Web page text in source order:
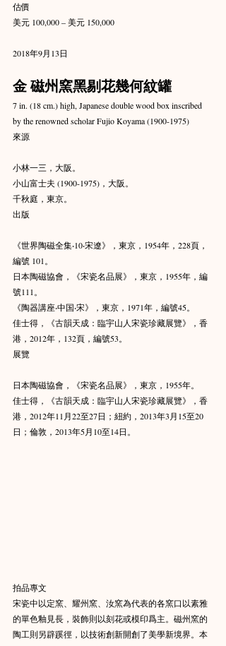
估價
美元 100,000 – 美元 150,000
2018年9月13日
金 磁州窯黑剔花幾何紋罐
7 in. (18 cm.) high, Japanese double wood box inscribed
by the renowned scholar Fujio Koyama (1900-1975)
來源
小林一三，大阪。
小山富士夫 (1900-1975)，大阪。
千秋庭，東京。
出版
《世界陶磁全集‧10‧宋遼》，東京，1954年，228頁，
編號 101。
日本陶磁協會，《宋瓷名品展》，東京，1955年，編
號111。
《陶器講座‧中国‧宋》，東京，1971年，編號45。
佳士得，《古韻天成：臨宇山人宋瓷珍藏展覽》，香
港，2012年，132頁，編號53。
展覽
日本陶磁協會，《宋瓷名品展》，東京，1955年。
佳士得，《古韻天成：臨宇山人宋瓷珍藏展覽》，香
港，2012年11月22至27日；紐約，2013年3月15至20
日；倫敦，2013年5月10至14日。
拍品專文
宋瓷中以定窯、耀州窯、汝窯為代表的各窯口以素雅
的單色釉見長，裝飾則以刻花或模印爲主。磁州窯的
陶工則另辟蹊徑，以技術創新開創了美學新境界。本